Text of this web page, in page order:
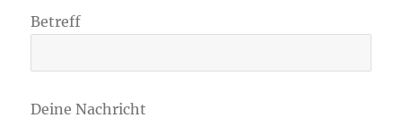
Betreff
Deine Nachricht